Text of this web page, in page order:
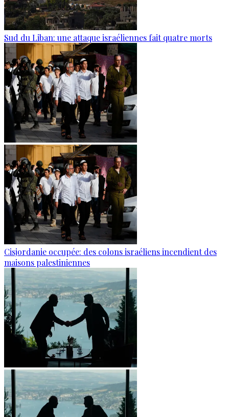
Sud du Liban: une attaque israéliennes fait quatre morts
Cisjordanie occupée: des colons israéliens incendient des
maisons palestiniennes